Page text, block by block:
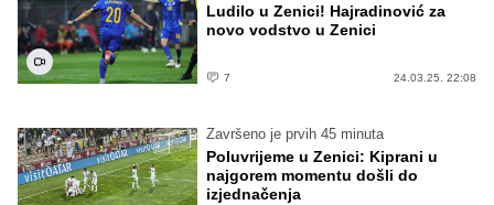
Ludilo u Zenici! Hajradinović za
novo vodstvo u Zenici
7 24.03.25. 22:08
Završeno je prvih 45 minuta
Poluvrijeme u Zenici: Kiprani u
najgorem momentu došli do
izjednačenja